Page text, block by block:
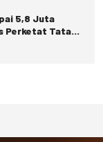
5,8 Juta
Perketat Tata